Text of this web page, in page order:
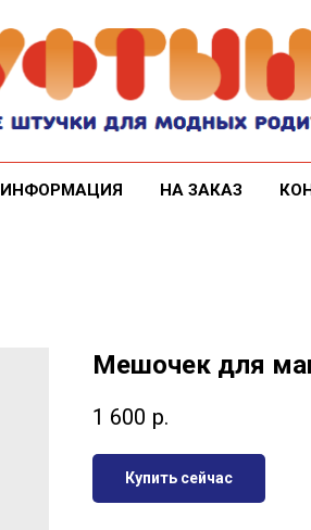
ИНФОРМАЦИЯ НА ЗАКАЗ
Мешочек для
1 600 р.
Купить сейчас